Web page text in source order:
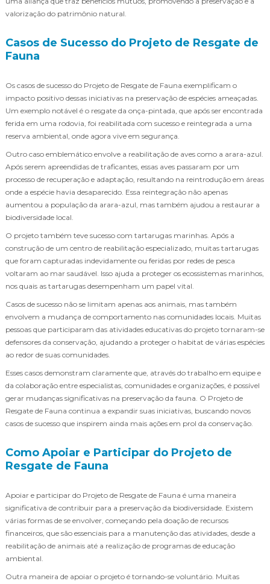
valorização do patrimônio natural.
Casos de Sucesso do Projeto de Resgate de
Fauna
Os casos de sucesso do Projeto de Resgate de Fauna exemplificam o
impacto positivo dessas iniciativas na preservação de espécies ameaçadas.
Um exemplo notável é o resgate da onça-pintada, que após ser encontrada
ferida em uma rodovia, foi reabilitada com sucesso e reintegrada a uma
reserva ambiental, onde agora vive em segurança.
Outro caso emblemático envolve a reabilitação de aves como a arara-azul.
Após serem apreendidas de traficantes, essas aves passaram por um
processo de recuperação e adaptação, resultando na reintrodução em áreas
onde a espécie havia desaparecido. Essa reintegração não apenas
aumentou a população da arara-azul, mas também ajudou a restaurar a
biodiversidade local.
O projeto também teve sucesso com tartarugas marinhas. Após a
construção de um centro de reabilitação especializado, muitas tartarugas
que foram capturadas indevidamente ou feridas por redes de pesca
voltaram ao mar saudável. Isso ajuda a proteger os ecossistemas marinhos,
nos quais as tartarugas desempenham um papel vital.
Casos de sucesso não se limitam apenas aos animais, mas também
envolvem a mudança de comportamento nas comunidades locais. Muitas
pessoas que participaram das atividades educativas do projeto tornaram-se
defensores da conservação, ajudando a proteger o habitat de várias espécies
ao redor de suas comunidades.
Esses casos demonstram claramente que, através do trabalho em equipe e
da colaboração entre especialistas, comunidades e organizações, é possível
gerar mudanças significativas na preservação da fauna. O Projeto de
Resgate de Fauna continua a expandir suas iniciativas, buscando novos
casos de sucesso que inspirem ainda mais ações em prol da conservação.
Como Apoiar e Participar do Projeto de
Resgate de Fauna
Apoiar e participar do Projeto de Resgate de Fauna é uma maneira
significativa de contribuir para a preservação da biodiversidade. Existem
várias formas de se envolver, começando pela doação de recursos
financeiros, que são essenciais para a manutenção das atividades, desde a
reabilitação de animais até a realização de programas de educação
ambiental.
Outra maneira de apoiar o projeto é tornando-se voluntário. Muitas